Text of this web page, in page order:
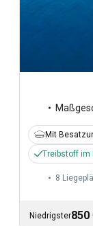
Mit
Treibstoff im
8
Niedrigster850